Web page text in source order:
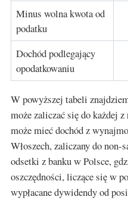
Minus wolna kwota od
podatku
Dochód podlegający
opodatkowaniu
W powyższej tabeli
może zaliczać się do każdej
może mieć dochód z
Włoszech, zaliczany do non-
odsetki z banku w Polsce,
oszczędności, liczące się w
wypłacane dywidendy od